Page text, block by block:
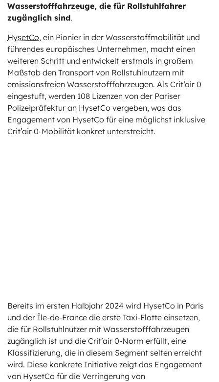
Wasserstofffahrzeuge, die für Rollstuhlfahrer
zugänglich sind.
HysetCo, ein Pionier in der Wasserstoffmobilität und
führendes europäisches Unternehmen, macht einen
weiteren Schritt und entwickelt erstmals in großem
Maßstab den Transport von Rollstuhlnutzern mit
emissionsfreien Wasserstofffahrzeugen. Als Crit’air 0
eingestuft, werden 108 Lizenzen von der Pariser
Polizeipräfektur an HysetCo vergeben, was das
Engagement von HysetCo für eine möglichst inklusive
Crit’air 0-Mobilität konkret unterstreicht.
Bereits im ersten Halbjahr 2024 wird HysetCo in Paris
und der Île-de-France die erste Taxi-Flotte einsetzen,
die für Rollstuhlnutzer mit Wasserstofffahrzeugen
zugänglich ist und die Crit’air 0-Norm erfüllt, eine
Klassifizierung, die in diesem Segment selten erreicht
wird. Diese konkrete Initiative zeigt das Engagement
von HysetCo für die Verringerung von